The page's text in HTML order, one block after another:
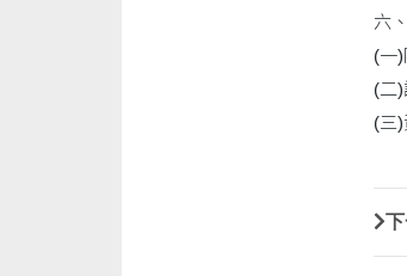
六
(一
(二
(三
下